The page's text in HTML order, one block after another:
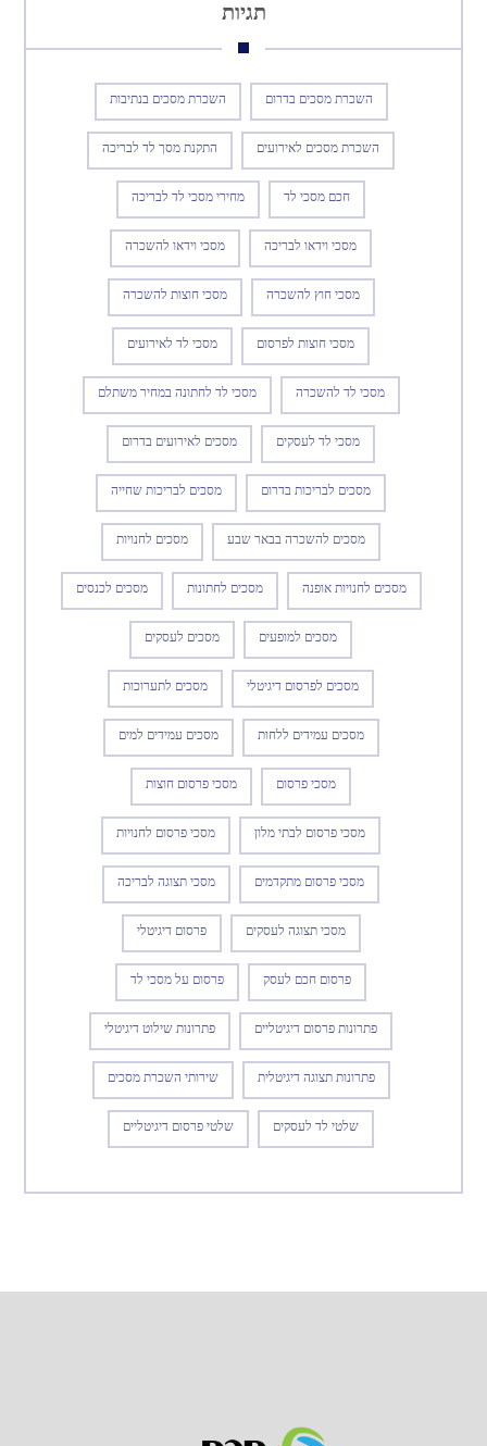
תגיות
השכרת מסכים בדרום השכרת מסכים בנתיבות
השכרת מסכים לאירועים התקנת מסך לד לבריכה
חכם מסכי לד מחירי מסכי לד לבריכה
מסכי וידאו לבריכה מסכי וידאו להשכרה
מסכי חוץ להשכרה מסכי חוצות להשכרה
מסכי חוצות לפרסום מסכי לד לאירועים
מסכי לד להשכרה מסכי לד לחתונה במחיר משתלם
מסכי לד לעסקים מסכים לאירועים בדרום
מסכים לבריכות בדרום מסכים לבריכות שחייה
מסכים להשכרה בבאר שבע מסכים לחנויות
מסכים לחנויות אופנה מסכים לחתונות מסכים לכנסים
מסכים למופעים מסכים לעסקים
מסכים לפרסום דיגיטלי מסכים לתערוכות
מסכים עמידים ללחות מסכים עמידים למים
מסכי פרסום מסכי פרסום חוצות
מסכי פרסום לבתי מלון מסכי פרסום לחנויות
מסכי פרסום מתקדמים מסכי תצוגה לבריכה
מסכי תצוגה לעסקים פרסום דיגיטלי
פרסום חכם לעסק פרסום על מסכי לד
פתרונות פרסום דיגיטליים פתרונות שילוט דיגיטלי
פתרונות תצוגה דיגיטלית שירותי השכרת מסכים
שלטי לד לעסקים שלטי פרסום דיגיטליים